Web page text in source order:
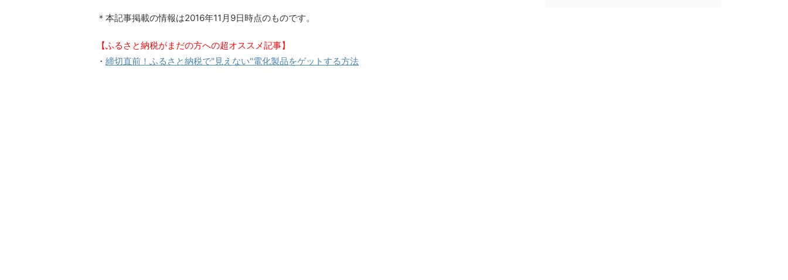
＊本記事掲載の情報は2016年11月9日時点のものです。
【ふるさと納税がまだの方への超オススメ記事】
・ 締切直前！ふるさと納税で"見えない"電化製品をゲットする方法